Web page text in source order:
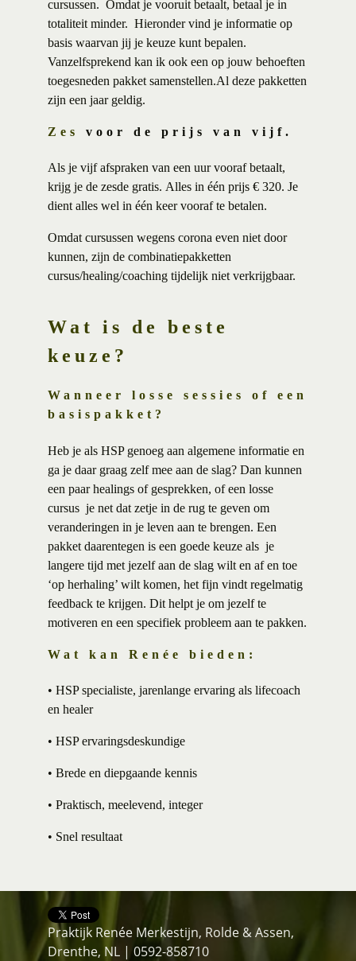
cursussen. Omdat je vooruit betaalt, betaal je in
totaliteit minder. Hieronder vind je informatie op
basis waarvan jij je keuze kunt bepalen.
Vanzelfsprekend kan ik ook een op jouw behoeften
toegesneden pakket samenstellen.Al deze pakketten
zijn een jaar geldig.
Zes voor de prijs van vijf.
Als je vijf afspraken van een uur vooraf betaalt,
krijg je de zesde gratis. Alles in één prijs € 320. Je
dient alles wel in één keer vooraf te betalen.
Omdat cursussen wegens corona even niet door
kunnen, zijn de combinatiepakketten
cursus/healing/coaching tijdelijk niet verkrijgbaar.
Wat is de beste
keuze?
Wanneer losse sessies of een
basispakket?
Heb je als HSP genoeg aan algemene informatie en
ga je daar graag zelf mee aan de slag? Dan kunnen
een paar healings of gesprekken, of een losse
cursus je net dat zetje in de rug te geven om
veranderingen in je leven aan te brengen. Een
pakket daarentegen is een goede keuze als je
langere tijd met jezelf aan de slag wilt en af en toe
‘op herhaling’ wilt komen, het fijn vindt regelmatig
feedback te krijgen. Dit helpt je om jezelf te
motiveren en een specifiek probleem aan te pakken.
Wat kan Renée bieden:
• HSP specialiste, jarenlange ervaring als lifecoach
en healer
• HSP ervaringsdeskundige
• Brede en diepgaande kennis
• Praktisch, meelevend, integer
• Snel resultaat
Praktijk Renée Merkestijn, Rolde & Assen,
Drenthe, NL | 0592-858710